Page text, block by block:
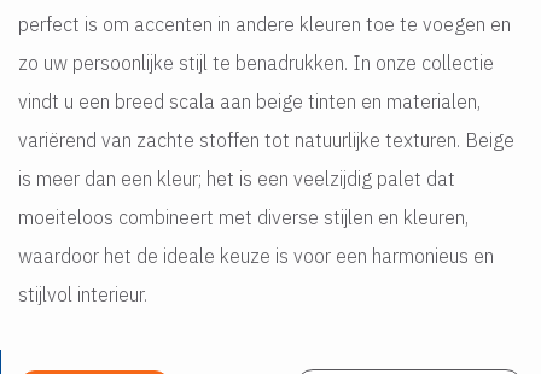
perfect is om accenten in andere kleuren toe te voegen en
zo uw persoonlijke stijl te benadrukken. In onze collectie
vindt u een breed scala aan beige tinten en materialen,
variërend van zachte stoffen tot natuurlijke texturen. Beige
is meer dan een kleur; het is een veelzijdig palet dat
moeiteloos combineert met diverse stijlen en kleuren,
waardoor het de ideale keuze is voor een harmonieus en
stijlvol interieur.